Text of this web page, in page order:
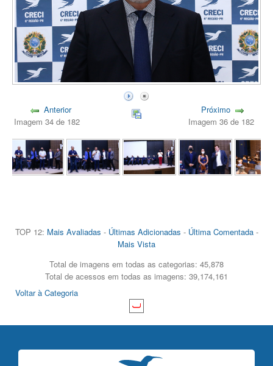
Anterior
Imagem 34 de 182
Próximo
Imagem 36 de 182
TOP 12: Mais Avaliadas - Últimas Adicionadas - Última Comentada-
Mais Vista
Total de imagens em todas as categorias: 45,878
Total de acessos em todas as imagens: 39,174,161
Voltar à Categoria